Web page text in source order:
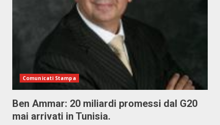
Comunicati Stampa
Ben Ammar: 20 miliardi promessi dal G20
mai arrivati in Tunisia.